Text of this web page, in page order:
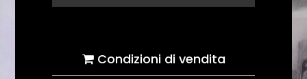
Condizioni di vendita